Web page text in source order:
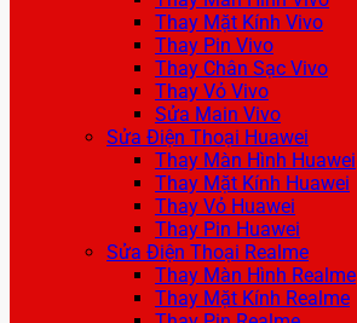
Thay Mặt Kính Vivo
Thay Pin Vivo
Thay Chân Sạc Vivo
Thay Vỏ Vivo
Sửa Main Vivo
Sửa Điện Thoại Huawei
Thay Màn Hình Huawei
Thay Mặt Kính Huawei
Thay Vỏ Huawei
Thay Pin Huawei
Sửa Điện Thoại Realme
Thay Màn Hình Realme
Thay Mặt Kính Realme